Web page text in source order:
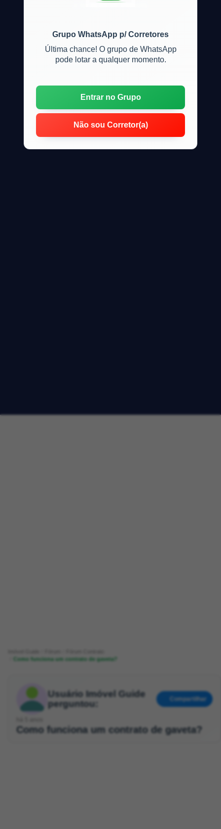
Grupo WhatsApp p/ Corretores
Última chance! O grupo de WhatsApp
pode lotar a qualquer momento.
Entrar no Grupo
Não sou Corretor(a)
e locação de imóveis
Como funciona um contrato de gaveta?
Usuário Imóvel Guide
perguntou:
Compartilhar
Como funciona um contrato de gaveta?